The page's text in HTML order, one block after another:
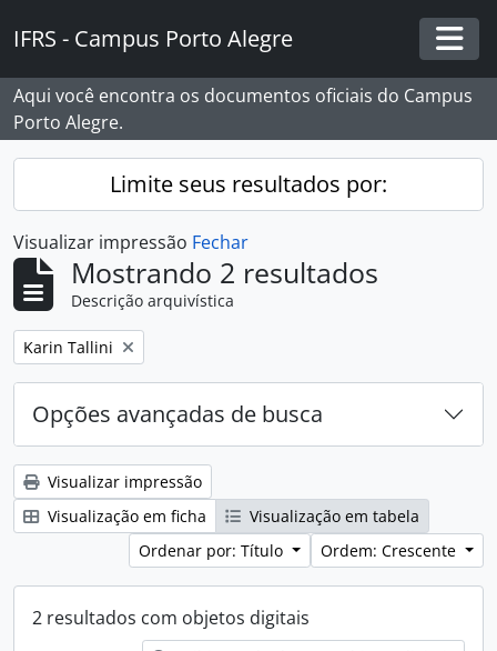
IFRS - Campus Porto Alegre
Aqui você encontra os documentos oficiais do Campus
Porto Alegre.
Limite seus resultados por:
Visualizar impressão Fechar
Mostrando 2 resultados
Descrição arquivística
Remover filtro:
Karin Tallini
Opções avançadas de busca
Visualizar impressão
Visualização em ficha
Visualização em tabela
Ordenar por: Título
Ordem: Crescente
2 resultados com objetos digitais